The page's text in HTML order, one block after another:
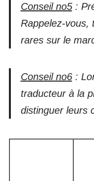
Conseil no5:
Rappelez-vous,
rares sur le
Conseil no6:
traducteur à la
distinguer leurs